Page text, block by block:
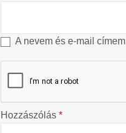
A nevem és e-mail
Hozzászólás *